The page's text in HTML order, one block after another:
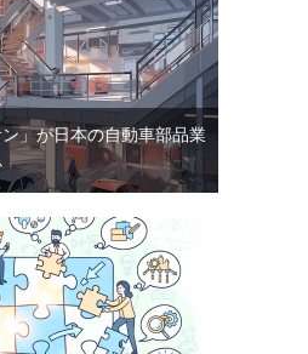
」が日本の自動車部品業